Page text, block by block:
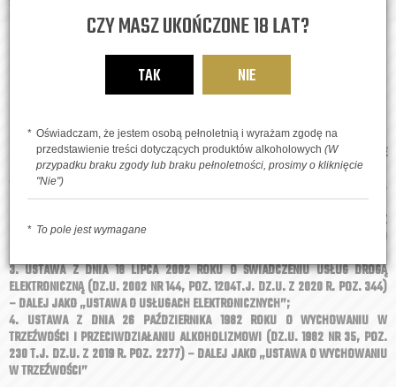
REGULAMIN SKLEPU
I. DLA NINIEJSZEGO REGULAMINU KOMPLEMENTARNIE MAJĄ ZASTOSOWANIE
NASTĘPUJĄCE PRZEPISY PRAWA:
1. USTAWA Z DNIA 23 KWIETNIA 1964 ROKU KODEKS CYWILNY (DZ.U. 1964 NR 16,
2. USTAWA Z DNIA 30 MAJA 2014 ROKU O PRAWACH KONSUMENTA (DZ.U. Z
2014 R. POZ. 827 T.J. DZ.U. Z 2020 R. POZ. 287) – DALEJ JAKO „USTAWA O
3. USTAWA Z DNIA 18 LIPCA 2002 ROKU O ŚWIADCZENIU USŁUG DROGĄ
ELEKTRONICZNĄ (DZ.U. 2002 NR 144, POZ. 1204T.J. DZ.U. Z 2020 R. POZ. 344)
– DALEJ JAKO „USTAWA O USŁUGACH ELEKTRONICZNYCH”;
4. USTAWA Z DNIA 26 PAŹDZIERNIKA 1982 ROKU O WYCHOWANIU W
TRZEŹWOŚCI I PRZECIWDZIAŁANIU ALKOHOLIZMOWI (DZ.U. 1982 NR 35, POZ.
230 T.J. DZ.U. Z 2019 R. POZ. 2277) – DALEJ JAKO „USTAWA O WYCHOWANIU
W TRZEŹWOŚCI”
CZY MASZ UKOŃCZONE 18 LAT?
TAK NIE
Oświadczam, że jestem osobą pełnoletnią i wyrażam zgodę na
przedstawienie treści dotyczących produktów alkoholowych (W
przypadku braku zgody lub braku pełnoletności, prosimy o kliknięcie
"Nie")
To pole jest wymagane